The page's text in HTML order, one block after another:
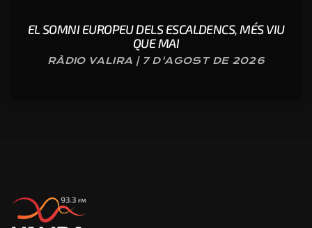
EL SOMNI EUROPEU DELS ESCALDENCS, MÉS VIU
QUE MAI
RÀDIO VALIRA | 7 D'AGOST DE 2026